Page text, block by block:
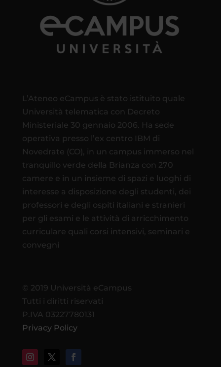
L’Ateneo eCampus è stato istituito quale
Università telematica con Decreto
Ministeriale 30 gennaio 2006. Ha sede
operativa presso l’ex centro IBM di
Novedrate (CO), in un campus immerso nel
tranquillo verde della Brianza con 270
camere e in un insieme di spazi e luoghi di
interesse a disposizione degli studenti, dei
professori e degli ospiti italiani e stranieri
per gli esami e le attività di arricchimento
curriculare quali corsi intensivi, seminari e
convegni
© 2019 Università eCampus
Tutti i diritti riservati
P.IVA 03227780131
Privacy Policy